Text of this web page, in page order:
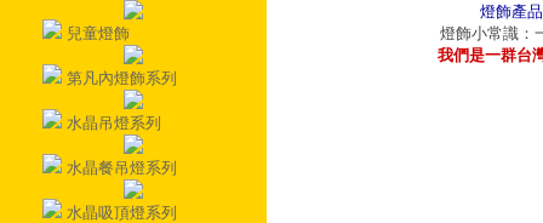
兒童燈飾
第凡內燈飾系列
水晶吊燈系列
水晶餐吊燈系列
水晶吸頂燈系列
燈飾產
燈飾小常識：
我們是一群台